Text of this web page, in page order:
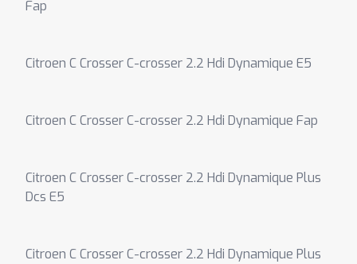
Fap
Citroen C Crosser C-crosser 2.2 Hdi Dynamique E5
Citroen C Crosser C-crosser 2.2 Hdi Dynamique Fap
Citroen C Crosser C-crosser 2.2 Hdi Dynamique Plus
Dcs E5
Citroen C Crosser C-crosser 2.2 Hdi Dynamique Plus